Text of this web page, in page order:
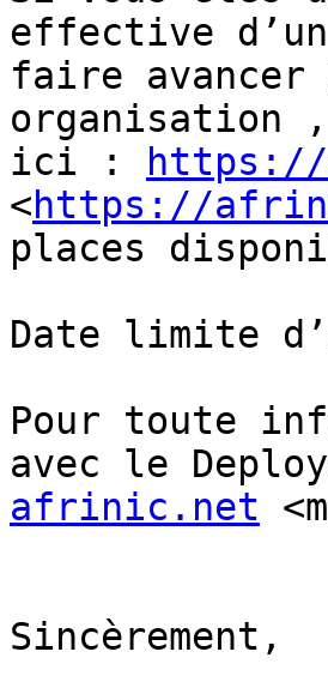
effective
faire avancer
organisation
ici :
https://
<https://
places
Date limite
Pour toute
avec le
afrinic.net
Sincèrement,